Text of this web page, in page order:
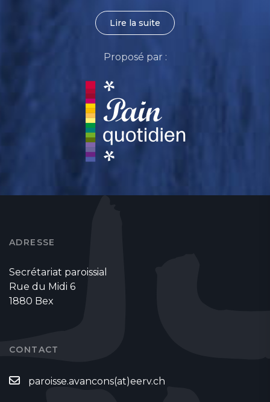
Lire la suite
Proposé par :
ADRESSE
Secrétariat paroissial
Rue du Midi 6
1880 Bex
CONTACT
paroisse.avancons(at)eerv.ch